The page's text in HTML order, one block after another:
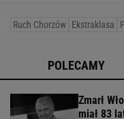
Ruch Chorzów Ekstraklasa
POLECAMY
Zmarł
miał 83